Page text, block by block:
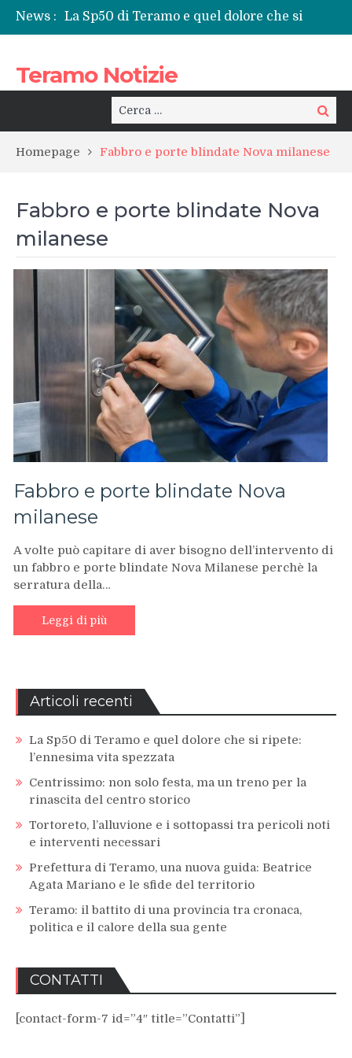
News :
La Sp50 di Teramo e quel dolore che si
ripete: l’ennesima vita spezzata
per la rinascita del centro storico
Tortoreto, l’alluvione e i sottopassi tra
pericoli noti e interventi necessari
Prefettura di Teramo, una nuova guida:
territorio
Teramo Notizie
Cerca: Cerca
Homepage Fabbro e porte blindate Nova milanese
Fabbro e porte blindate Nova
milanese
Fabbro e porte blindate Nova
milanese
A volte può capitare di aver bisogno dell’intervento di
un fabbro e porte blindate Nova Milanese perchè la
serratura della…
Leggi di più
Articoli recenti
La Sp50 di Teramo e quel dolore che si ripete:
l’ennesima vita spezzata
Centrissimo: non solo festa, ma un treno per la
rinascita del centro storico
Tortoreto, l’alluvione e i sottopassi tra pericoli noti
e interventi necessari
Prefettura di Teramo, una nuova guida: Beatrice
Agata Mariano e le sfide del territorio
Teramo: il battito di una provincia tra cronaca,
politica e il calore della sua gente
CONTATTI
[contact-form-7 id=”4″ title=”Contatti”]